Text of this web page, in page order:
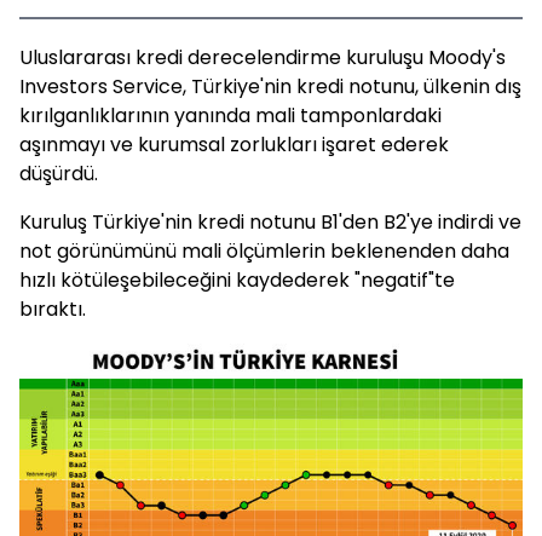
Uluslararası kredi derecelendirme kuruluşu Moody's
Investors Service, Türkiye'nin kredi notunu, ülkenin dış
kırılganlıklarının yanında mali tamponlardaki
aşınmayı ve kurumsal zorlukları işaret ederek
düşürdü.
Kuruluş Türkiye'nin kredi notunu B1'den B2'ye indirdi ve
not görünümünü mali ölçümlerin beklenenden daha
hızlı kötüleşebileceğini kaydederek "negatif"te
bıraktı.